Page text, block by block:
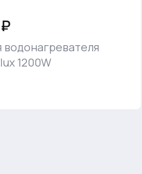
водонагревателя
1200W